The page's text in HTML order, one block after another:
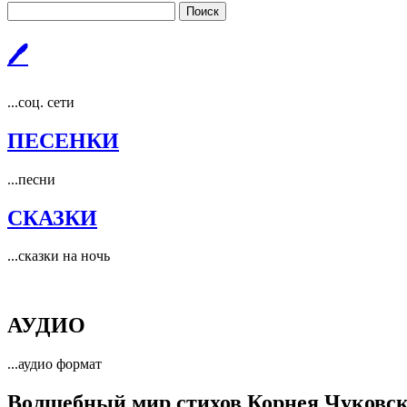
Поиск
🖊
...соц. сети
ПЕСЕНКИ
...песни
СКАЗКИ
...сказки на ночь
АУДИО
...аудио формат